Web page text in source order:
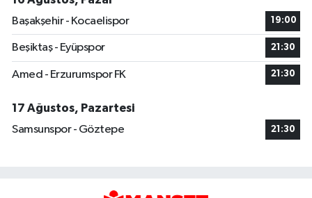
Başakşehir - Kocaelispor
19:00
Beşiktaş - Eyüpspor 21:30
Amed - Erzurumspor FK 21:30
17 Ağustos, Pazartesi
Samsunspor - Göztepe
21:30